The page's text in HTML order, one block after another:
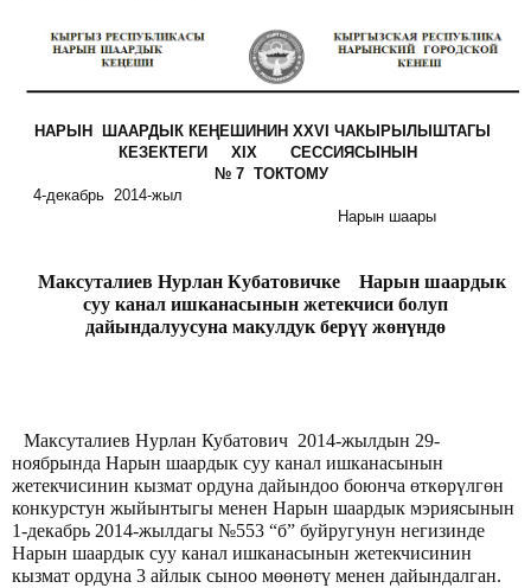
НАРЫН ШААРДЫК КЕҢЕШИНИН XXVI ЧАКЫРЫЛЫШТАГЫ
КЕЗЕКТЕГИ XIX СЕССИЯСЫНЫН
№ 7 ТОКТОМУ
4-декабрь 2014-жыл
Нарын шаары
Максуталиев Нурлан Кубатовичке Нарын шаардык
суу канал ишканасынын жетекчиси болуп
дайындалуусуна макулдук берүү жөнүндө
Максуталиев Нурлан Кубатович 2014-жылдын 29-
ноябрында Нарын шаардык суу канал ишканасынын
жетекчисинин кызмат ордуна дайындоо боюнча өткөрүлгөн
конкурстун жыйынтыгы менен Нарын шаардык мэриясынын
1-декабрь 2014-жылдагы №553 “б” буйругунун негизинде
Нарын шаардык суу канал ишканасынын жетекчисинин
кызмат ордуна 3 айлык сыноо мөөнөтү менен дайындалган.